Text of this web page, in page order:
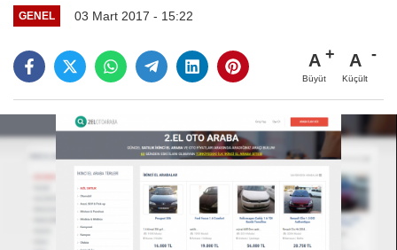
GENEL 03 Mart 2017 - 15:22
A
Büyüt
A
Küçült